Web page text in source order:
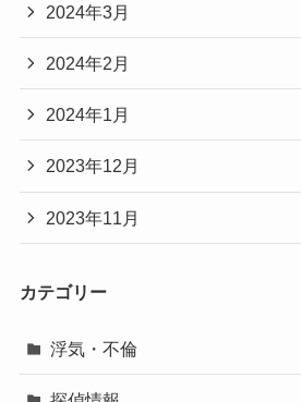
2024年3月
2024年2月
2024年1月
2023年12月
2023年11月
カテゴリー
浮気・不倫